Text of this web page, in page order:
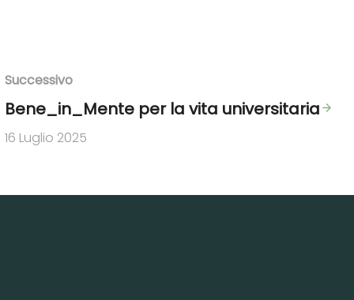
Successivo
Bene_in_Mente per la vita universitaria
16 Luglio 2025